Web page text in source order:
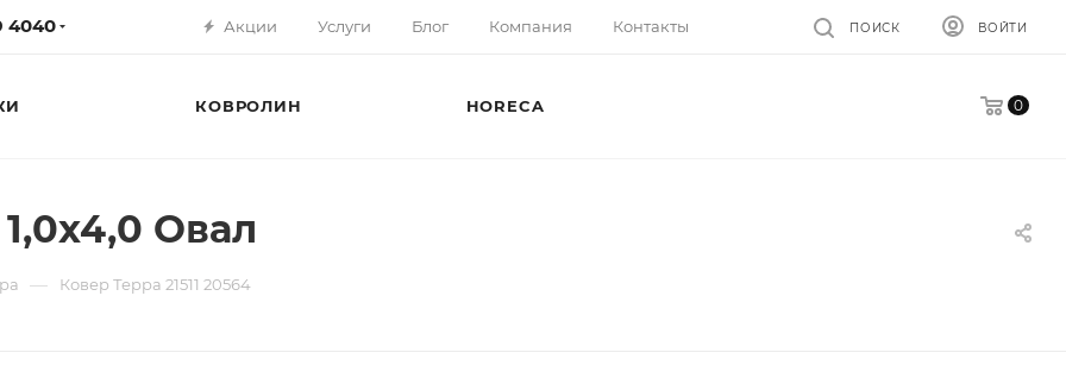
4040 Акции Услуги Блог Компания Контакты ВОЙТИ
ПОИСК
0
КОВРОЛИН HORECA
Овал
— Ковер Терра 21511 20564